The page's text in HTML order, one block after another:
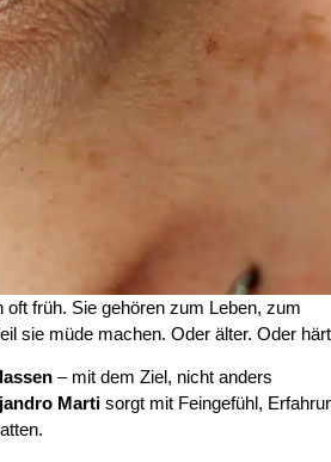
früh. Sie gehören zum Leben, zum
sie müde machen. Oder älter. Oder
– mit dem Ziel, nicht anders
Marti sorgt mit Feingefühl,